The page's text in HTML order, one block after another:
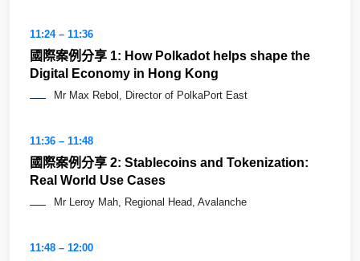
11:24 – 11:36
國際案例分享 1: How Polkadot helps shape the
Digital Economy in Hong Kong
Mr Max Rebol, Director of PolkaPort East
11:36 – 11:48
國際案例分享 2: Stablecoins and Tokenization:
Real World Use Cases
Mr Leroy Mah, Regional Head, Avalanche
11:48 – 12:00